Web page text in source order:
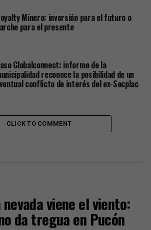
Minero: inversión para el futuro o
para el presente
Globalconnect: informe de la
reconoce la posibilidad de un
conflicto de interés del ex-Secplac
CLICK TO COMMENT
viene el viento:
da tregua en Pucón